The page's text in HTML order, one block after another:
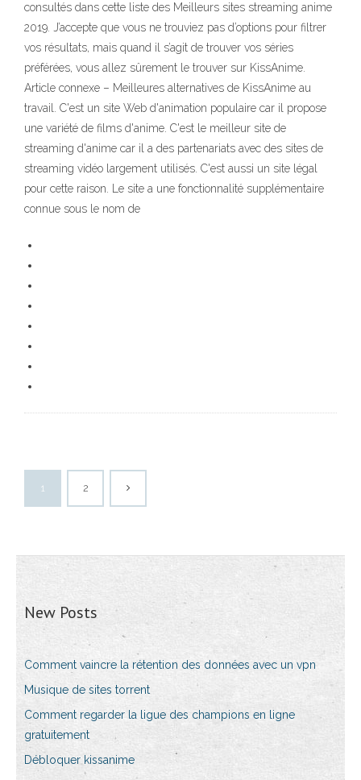
consultés dans cette liste des Meilleurs sites streaming anime
2019. J’accepte que vous ne trouviez pas d’options pour filtrer
vos résultats, mais quand il s’agit de trouver vos séries
préférées, vous allez sûrement le trouver sur KissAnime.
Article connexe – Meilleures alternatives de KissAnime au
travail. C'est un site Web d'animation populaire car il propose
une variété de films d'anime. C'est le meilleur site de
streaming d'anime car il a des partenariats avec des sites de
streaming vidéo largement utilisés. C'est aussi un site légal
pour cette raison. Le site a une fonctionnalité supplémentaire
connue sous le nom de
1 2
New Posts
Comment vaincre la rétention des données avec un vpn
Musique de sites torrent
Comment regarder la ligue des champions en ligne
gratuitement
Débloquer kissanime